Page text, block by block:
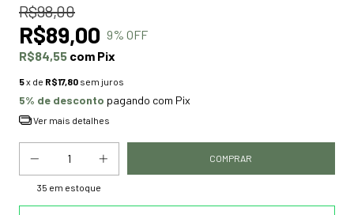
R$98,00
R$89,00 9% OFF
R$84,55 com Pix
5x de R$17,80 sem juros
5% de desconto pagando com Pix
Ver mais detalhes
35 em estoque